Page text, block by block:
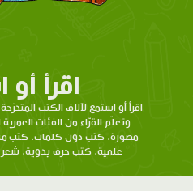
اقرأ
اقرأ أو استمع لآلاف الكتب
وتعلّم القرّاء من الفئات
مصورة، كتب دون كلمات، كتب
علمية، كتب حرف يدوية، شعر